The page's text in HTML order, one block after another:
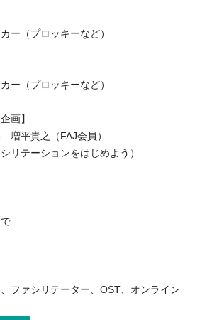
ー（プロッキーなど）
ー（プロッキーなど）
画】
平貴之（FAJ会員）
リテーションをはじめよう）
ファシリテーター、OST、オンライン